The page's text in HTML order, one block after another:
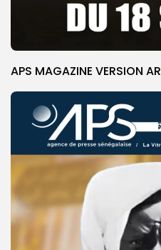
APS MAGAZINE VERSION AR